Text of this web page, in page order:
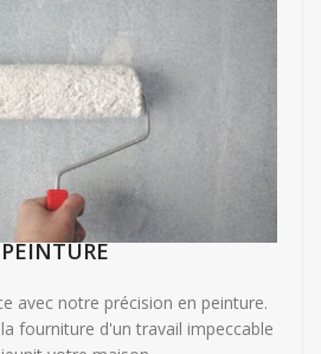
PEINTURE
avec notre précision en peinture.
fourniture d'un travail impeccable